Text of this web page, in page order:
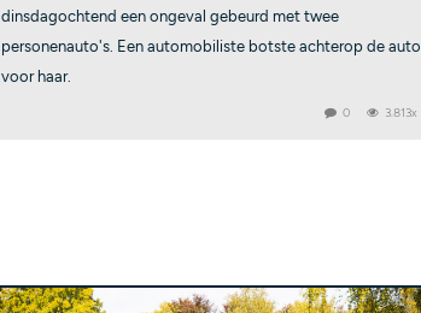
dinsdagochtend een ongeval gebeurd met twee
personenauto's. Een automobiliste botste achterop de auto
voor haar.
0 3.813x